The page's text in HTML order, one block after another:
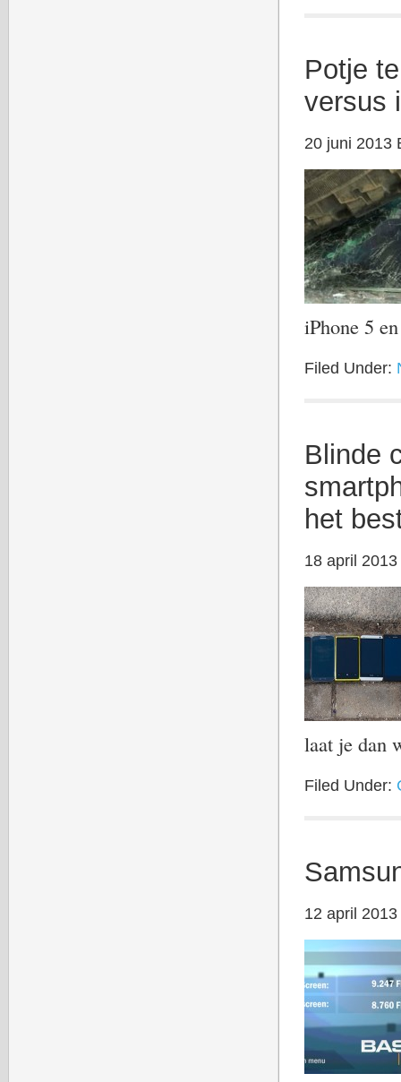
Potje
versus
20 juni 2013
iPhone 5
Filed Under:
Blinde
het
18 april 2013
laat je dan
Filed Under:
12 april 2013